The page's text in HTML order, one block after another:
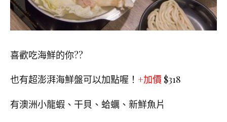
喜歡吃海鮮的你??
也有超澎湃海鮮盤可以加點喔！ +加價 $318
有澳洲小龍蝦、干貝、蛤蠣、新鮮魚片